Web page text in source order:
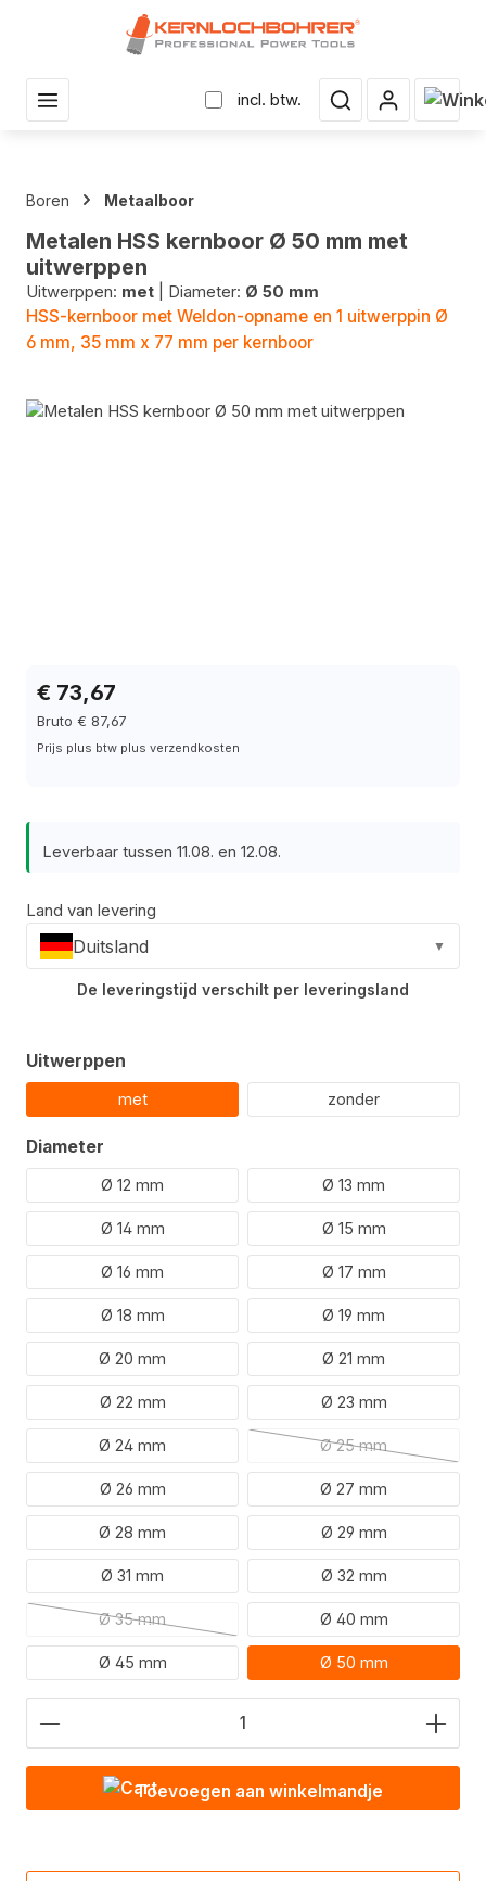
incl. btw.
Boren Metaalboor
Metalen HSS kernboor Ø 50 mm met
uitwerppen
Uitwerppen: met Diameter: Ø 50 mm
HSS-kernboor met Weldon-opname en 1 uitwerppin Ø
6 mm, 35 mm x 77 mm per kernboor
Fotogalerij overslaan
€ 73,67
Bruto € 87,67
Prijs plus btw plus verzendkosten
Leverbaar tussen 11.08. en 12.08.
Land van levering
Duitsland ▼
De leveringstijd verschilt per leveringsland
Selecteer
Uitwerppen
met zonder
Selecteer
Diameter
Ø 12 mm Ø 13 mm
Ø 14 mm Ø 15 mm
Ø 16 mm Ø 17 mm
Ø 18 mm Ø 19 mm
Ø 20 mm Ø 21 mm
Ø 22 mm Ø 23 mm
Ø 24 mm Ø 25 mm
(Deze optie is
Ø 26 mm Ø 27 mm
Ø 28 mm Ø 29 mm
Ø 31 mm Ø 32 mm
Ø 35 mm
(Deze optie is momenteel niet beschikbaar.)
Ø 40 mm
Ø 45 mm Ø 50 mm
Hoeveelheid product: Voer de gewenste
Toevoegen aan winkelmandje